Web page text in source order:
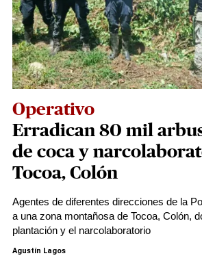
Operativo
Erradican 80 mil
de coca y
Tocoa, Colón
Agentes de diferentes direcciones de la
a una zona montañosa de Tocoa, Colón,
plantación y el narcolaboratorio
Agustín Lagos